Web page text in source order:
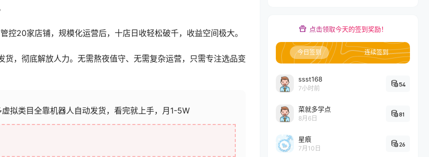
20家店铺，规模化运营后，十店日收轻松破千，收益空间极大。
，彻底解放人力。无需熬夜值守、无需复杂运营，只需专注选品变
拟类目全靠机器人自动发货，看完就上手，月1-5W
点击领取今天的签到奖励！
今日签到 连续签到
ssst168
7小时前
54
菜就多学点
8月6日
81
星痕
7月10日
26